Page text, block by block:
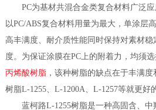
PC为基材共混合金类复合材料广泛应
以PC/ABS复合材料用量为最大，单涂层
高丰满度、耐介质性能同时保持对素材
度。为保证涂膜在PC上的附着力，均须
丙烯酸树脂，该种树脂的缺点在于丰满
树脂L-1255、L-1200A、L-1257等就更好
蓝柯路L-1255树脂是一种高固含、中